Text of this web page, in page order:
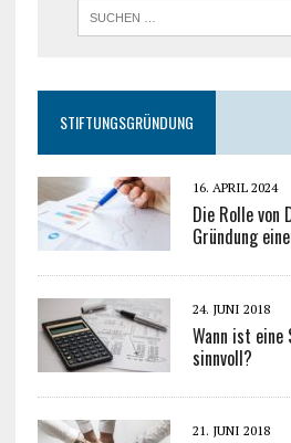
STIFTUNGSGRÜNDUNG
16. APRIL 2024
Die Rolle von
Gründung
24. JUNI 2018
Wann ist
sinnvoll?
21. JUNI 2018